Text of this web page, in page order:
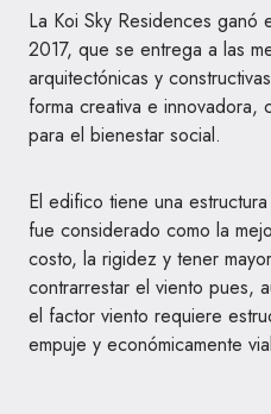
La Koi Sky Residences ganó
2017, que se entrega a las
arquitectónicas y
forma creativa e innovadora,
para el bienestar social.
El edifico tiene una
fue considerado como la
costo, la rigidez y tener
contrarrestar el viento pues,
el factor viento requiere
empuje y económicamente